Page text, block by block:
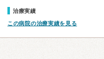
治療実績
この病院の治療実績を見る